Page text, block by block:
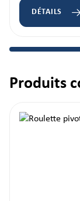
DÉTAILS
Ignorer la galerie
Produits